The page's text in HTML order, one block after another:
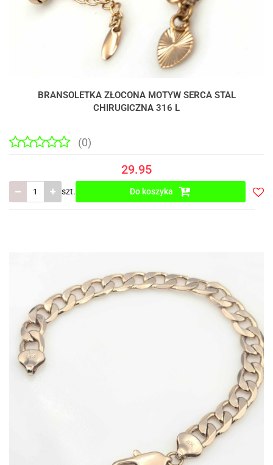
BRANSOLETKA ZŁOCONA MOTYW SERCA STAL
CHIRUGICZNA 316 L
(0)
29.95
szt. Do koszyka